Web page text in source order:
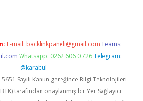
E-mail: backlinkpaneli@gmail.com Teams:
Whatsapp: 0262 606 0 726 Telegram:
@karabul
5651 Sayılı Kanun gereğince Bilgi Teknolojileri
tarafından onaylanmış bir Yer Sağlayıcı